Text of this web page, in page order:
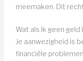
meemaken. Dit
Wat als ik geen
Je aanwezigheid is
financiële